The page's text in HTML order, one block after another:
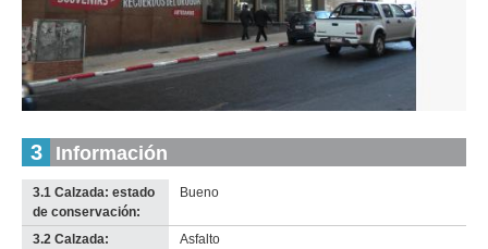
Inventario 2010
Florida (Fl 7)
Inventario 2010
Florida (Fl 7)
Anterior Pausa Siguiente
Inventario
2010
Descargar
imagen
original
3 Información
3.1 Calzada: estado
de conservación:
Bueno
3.2 Calzada:
Asfalto